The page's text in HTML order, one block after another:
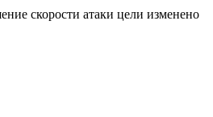
скорости атаки цели изменено